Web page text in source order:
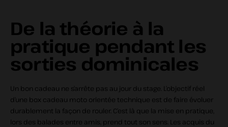
De la théorie à la
pratique pendant les
sorties dominicales
Un bon cadeau ne s’arrête pas au jour du stage. L’objectif réel
d’une box cadeau moto orientée technique est de faire évoluer
durablement la façon de rouler. C’est là que la mise en pratique,
lors des balades entre amis, prend tout son sens. Les acquis du